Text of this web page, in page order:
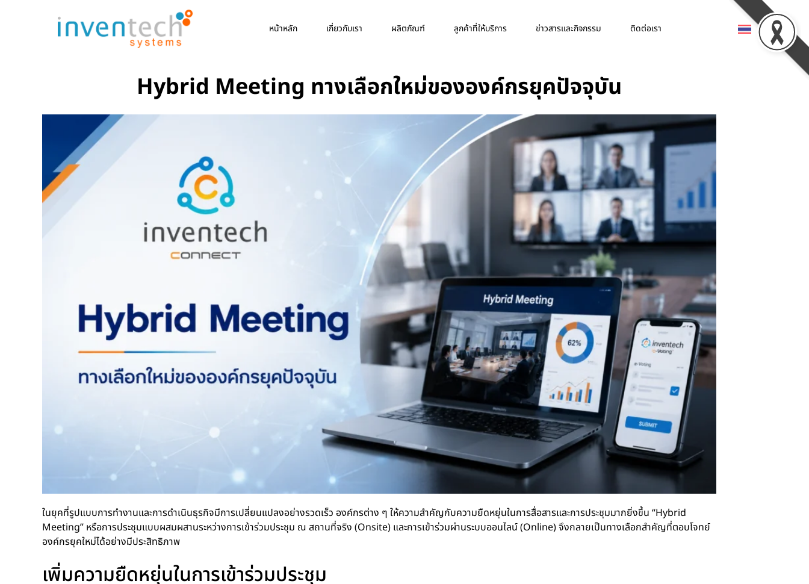
หน้าหลัก เกี่ยวกับเรา ผลิตภัณฑ์ ลูกค้าที่ให้บริการ ข่าวสารเเละกิจกรรม ติดต่อเรา
Hybrid Meeting ทางเลือกใหม่ขององค์กรยุคปัจจุบัน
ในยุคที่รูปแบบการทำงานและการดำเนินธุรกิจมีการเปลี่ยนแปลงอย่างรวดเร็ว องค์กรต่าง ๆ ให้ความสำคัญกับความยืดหยุ่นในการสื่อสารและการประชุมมากยิ่งขึ้น “Hybrid
Meeting” หรือการประชุมแบบผสมผสานระหว่างการเข้าร่วมประชุม ณ สถานที่จริง (Onsite) และการเข้าร่วมผ่านระบบออนไลน์ (Online) จึงกลายเป็นทางเลือกสำคัญที่ตอบโจทย์
องค์กรยุคใหม่ได้อย่างมีประสิทธิภาพ
เพิ่มความยืดหยุ่นในการเข้าร่วมประชุม